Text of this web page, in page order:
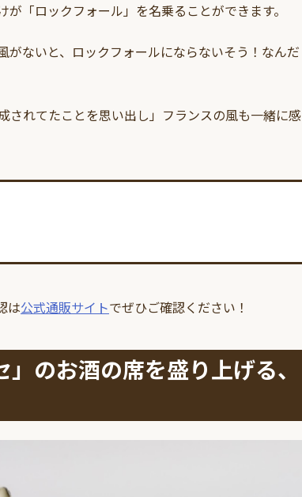
「ロックフォール」を名乗ることができます。
がないと、ロックフォールにならないそう！なんだ
されてたことを思い出し」フランスの風も一緒に感
は公式通販サイトでぜひご確認ください！
のお酒の席を盛り上げる、